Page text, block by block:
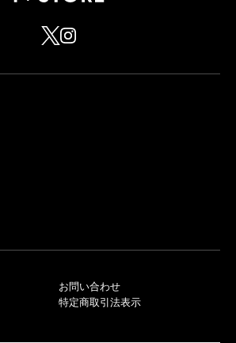
お問い合わせ
特定商取引法表示